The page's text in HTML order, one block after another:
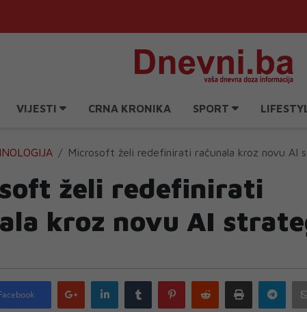
VIJESTI CRNA KRONIKA SPORT
Microsoft želi redefinirati računala kroz novu AI
želi redefinirati
kroz novu AI
Google
plus
LinkedIn Tumblr PinterestReddit Print